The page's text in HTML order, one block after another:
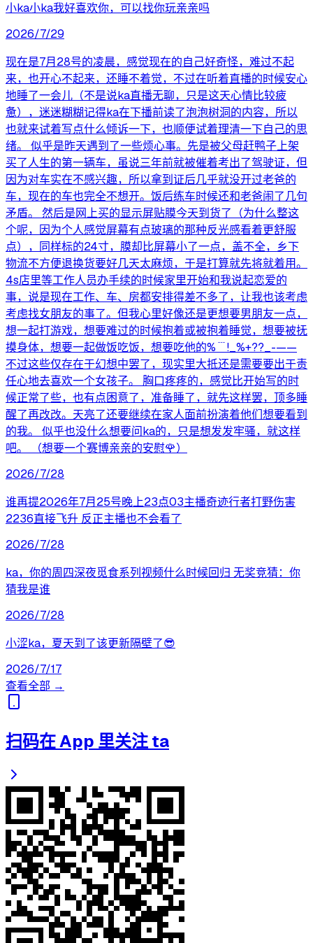
小ka小ka我好喜欢你，可以找你玩亲亲吗
2026/7/29
现在是7月28号的凌晨，感觉现在的自己好奇怪，难过不起
来，也开心不起来，还睡不着觉，不过在听着直播的时候安心
地睡了一会儿（不是说ka直播无聊，只是这天心情比较疲
惫），迷迷糊糊记得ka在下播前读了泡泡树洞的内容，所以
也就来试着写点什么倾诉一下，也顺便试着理清一下自己的思
绪。 似乎是昨天遇到了一些烦心事。先是被父母赶鸭子上架
买了人生的第一辆车，虽说三年前就被催着考出了驾驶证，但
因为对车实在不感兴趣，所以拿到证后几乎就没开过老爸的
车，现在的车也完全不想开。饭后练车时候还和老爸闹了几句
矛盾。 然后是网上买的显示屏贴膜今天到货了（为什么整这
个呢，因为个人感觉屏幕有点玻璃的那种反光感看着更舒服
点），同样标的24寸，膜却比屏幕小了一点，盖不全，乡下
物流不方便退换货要好几天太麻烦，于是打算就先将就着用。
4s店里等工作人员办手续的时候家里开始和我说起恋爱的
事，说是现在工作、车、房都安排得差不多了，让我也该考虑
考虑找女朋友的事了。但我心里好像还是更想要男朋友一点，
想一起打游戏，想要难过的时候抱着或被抱着睡觉，想要被抚
摸身体，想要一起做饭吃饭，想要吃他的%﹉!_%+??_-——
不过这些仅存在于幻想中罢了，现实里大抵还是需要要出于责
任心地去喜欢一个女孩子。 胸口疼疼的，感觉比开始写的时
候正常了些，也有点困意了，准备睡了，就先这样罢，顶多睡
醒了再改改。天亮了还要继续在家人面前扮演着他们想要看到
的我。 似乎也没什么想要问ka的，只是想发发牢骚，就这样
吧。 （想要一个赛博亲亲的安慰🌹）
2026/7/28
谁再提2026年7月25号晚上23点03主播奇迹行者打野伤害
2236直接飞升 反正主播也不会看了
2026/7/28
ka，你的周四深夜觅食系列视频什么时候回归 无奖竞猜：你
猜我是谁
2026/7/28
小涩ka，夏天到了该更新隔壁了😎
2026/7/17
查看全部 →
扫码在 App 里关注 ta